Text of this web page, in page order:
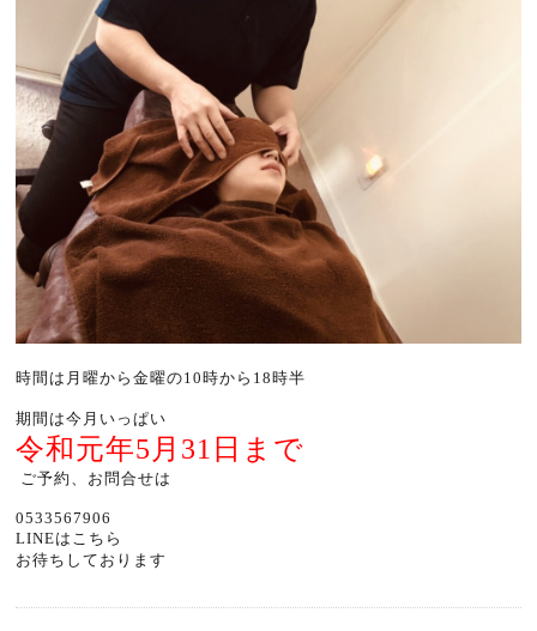
時間は月曜から金曜の10時から18時半
期間は今月いっぱい
令和元年5月31日まで
ご予約、お問合せは
0533567906
LINEはこちら
お待ちしております